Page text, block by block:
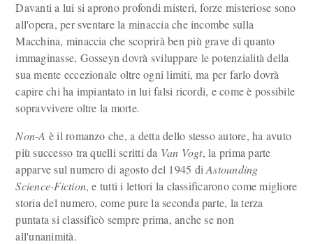
Davanti a lui si aprono profondi misteri, forze misteriose sono
all'opera, per sventare la minaccia che incombe sulla
Macchina, minaccia che scoprirà ben più grave di quanto
immaginasse, Gosseyn dovrà sviluppare le potenzialità della
sua mente eccezionale oltre ogni limiti, ma per farlo dovrà
capire chi ha impiantato in lui falsi ricordi, e come è possibile
sopravvivere oltre la morte.
Non-A è il romanzo che, a detta dello stesso autore, ha avuto
più successo tra quelli scritti da Van Vogt, la prima parte
apparve sul numero di agosto del 1945 diAstounding
Science-Fiction, e tutti i lettori la classificarono come migliore
storia del numero, come pure la seconda parte, la terza
puntata si classificò sempre prima, anche se non
all'unanimità.